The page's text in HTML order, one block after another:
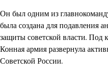
Он был одним из
была создана для подавления
защиты советской власти. Под
Конная армия развернула
Советской России.